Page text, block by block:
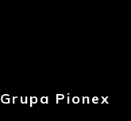
Grupa Pionex